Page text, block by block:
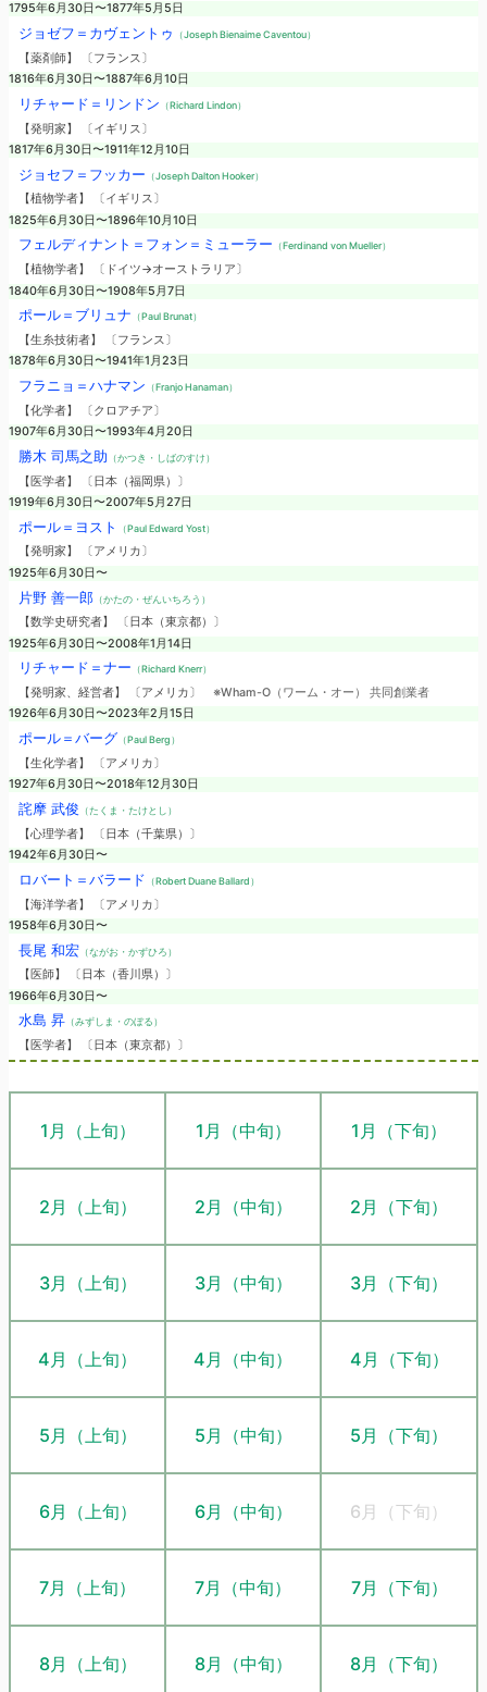
1795年6月30日〜1877年5月5日
ジョゼフ＝カヴェントゥ （Joseph Bienaime Caventou）
【薬剤師】 〔フランス〕
1816年6月30日〜1887年6月10日
リチャード＝リンドン （Richard Lindon）
【発明家】 〔イギリス〕
1817年6月30日〜1911年12月10日
ジョセフ＝フッカー （Joseph Dalton Hooker）
【植物学者】 〔イギリス〕
1825年6月30日〜1896年10月10日
フェルディナント＝フォン＝ミューラー （Ferdinand von Mueller）
【植物学者】 〔ドイツ→オーストラリア〕
1840年6月30日〜1908年5月7日
ポール＝ブリュナ （Paul Brunat）
【生糸技術者】 〔フランス〕
1878年6月30日〜1941年1月23日
フラニョ＝ハナマン （Franjo Hanaman）
【化学者】 〔クロアチア〕
1907年6月30日〜1993年4月20日
勝木 司馬之助 （かつき・しばのすけ）
【医学者】 〔日本（福岡県）〕
1919年6月30日〜2007年5月27日
ポール＝ヨスト （Paul Edward Yost）
【発明家】 〔アメリカ〕
1925年6月30日〜
片野 善一郎（かたの・ぜんいちろう）
【数学史研究者】 〔日本（東京都）〕
1925年6月30日〜2008年1月14日
リチャード＝ナー （Richard Knerr）
【発明家、経営者】 〔アメリカ〕 ※Wham-O（ワーム・オー） 共同創業者
1926年6月30日〜2023年2月15日
ポール＝バーグ （Paul Berg）
【生化学者】 〔アメリカ〕
1927年6月30日〜2018年12月30日
詫摩 武俊 （たくま・たけとし）
【心理学者】 〔日本（千葉県）〕
1942年6月30日〜
ロバート＝バラード （Robert Duane Ballard）
【海洋学者】 〔アメリカ〕
1958年6月30日〜
長尾 和宏（ながお・かずひろ）
【医師】 〔日本（香川県）〕
1966年6月30日〜
水島 昇（みずしま・のぼる）
【医学者】 〔日本（東京都）〕
1月（上旬） 1月（中旬） 1月（下旬）
2月（上旬） 2月（中旬） 2月（下旬）
3月（上旬） 3月（中旬） 3月（下旬）
4月（上旬） 4月（中旬） 4月（下旬）
5月（上旬） 5月（中旬） 5月（下旬）
6月（上旬） 6月（中旬） 6月（下旬）
7月（上旬） 7月（中旬） 7月（下旬）
8月（上旬） 8月（中旬） 8月（下旬）